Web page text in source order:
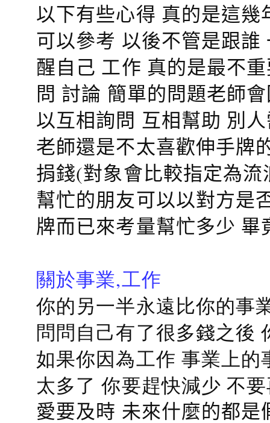
以下有些心得 真的是這
可以參考 以後不管是跟
醒自己 工作 真的是最不
問 討論 簡單的問題老師
以互相詢問 互相幫助 別
老師還是不太喜歡伸手牌
捐錢(對象會比較指定為
幫忙的朋友可以以對方是
牌而已來考量幫忙多少
關於事業,工作
你的另一半永遠比你的事
問問自己有了很多錢之後
如果你因為工作 事業上
太多了 你要趕快減少 不
愛要及時 未來什麼的都